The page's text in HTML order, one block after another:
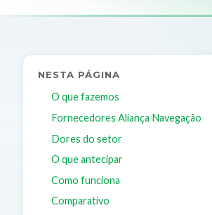
NESTA PÁGINA
O que fazemos
Fornecedores Aliança Navegação
Dores do setor
O que antecipar
Como funciona
Comparativo